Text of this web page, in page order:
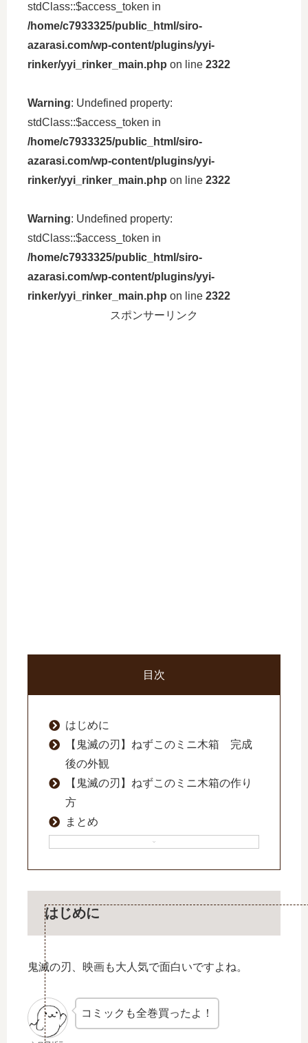
stdClass::$access_token in
/home/c7933325/public_html/siro-
azarasi.com/wp-content/plugins/yyi-
rinker/yyi_rinker_main.php on line 2322
Warning: Undefined property:
stdClass::$access_token in
/home/c7933325/public_html/siro-
azarasi.com/wp-content/plugins/yyi-
rinker/yyi_rinker_main.php on line 2322
Warning: Undefined property:
stdClass::$access_token in
/home/c7933325/public_html/siro-
azarasi.com/wp-content/plugins/yyi-
rinker/yyi_rinker_main.php on line 2322
スポンサーリンク
目次
はじめに
【鬼滅の刃】ねずこのミニ木箱 完成
後の外観
【鬼滅の刃】ねずこのミニ木箱の作り
方
まとめ
はじめに
鬼滅の刃、映画も大人気で面白いですよね。
コミックも全巻買ったよ！